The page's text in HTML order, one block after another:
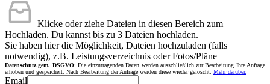
Klicke oder ziehe Dateien in diesen Bereich zum
Hochladen. Du kannst bis zu 3 Dateien hochladen.
Sie haben hier die Möglichkeit, Dateien hochzuladen (falls
notwendig), z.B. Leistungsverzeichnis oder Fotos/Pläne
Datenschutz gem. DSGVO: Die einzutragenden Daten werden ausschließlich zur Bearbeitung Ihre Anfrage
erhoben und gespeichert. Nach Bearbeitung der Anfrage werden diese wieder gelöscht. Mehr darüber.
Email